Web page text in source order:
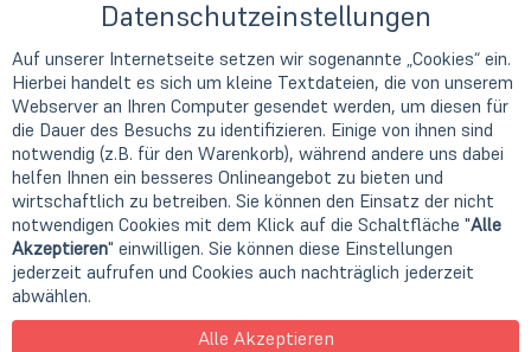
/ 65 Watt)
Intel Core i5 (Gen 4)
Kerne
4 Kerne (Quad-Core)
Taktfrequenz
2,0 GHz
Max. Turbo Taktfrequenz
3,00 GHz
Prozessorgrafik
Intel HD 4600
Hauptspeicher
inst. Speicher
Datenschutzeinstellungen
Auf unserer Internetseite setzen wir sogenannte „Cookies“ ein.
Hierbei handelt es sich um kleine Textdateien, die von unserem
Webserver an Ihren Computer gesendet werden, um diesen für
die Dauer des Besuchs zu identifizieren. Einige von ihnen sind
notwendig (z.B. für den Warenkorb), während andere uns dabei
helfen Ihnen ein besseres Onlineangebot zu bieten und
wirtschaftlich zu betreiben. Sie können den Einsatz der nicht
notwendigen Cookies mit dem Klick auf die Schaltfläche "Alle
Akzeptieren" einwilligen. Sie können diese Einstellungen
jederzeit aufrufen und Cookies auch nachträglich jederzeit
abwählen.
Alle Akzeptieren